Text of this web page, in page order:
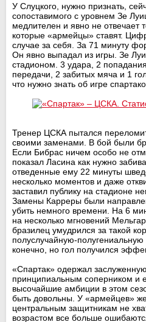
У Слуцкого, нужно признать,
сопоставимого с уровнем Зе
медлителен и явно не отвечает
которые «армейцы» ставят.
случае за себя. За 71 минуту
Он явно выпадал из игры. Зе
стадионом. 3 удара, 2
передачи, 2 забитых мяча и 1
что нужно знать об игре
Тренер ЦСКА пытался
своими заменами. В бой были
Если Бибрас ничем особо не
показал Ласина как нужно
отведенные ему 22 минуты
несколько моментов и даже
заставил публику на стадионе
Замены Карреры были
убить немного времени. На 6
на несколько мгновений
бразилец умудрился за такой
полуслучайную-
конечно, но гол получился
«Спартак» одержал
принципиальным соперником и
высочайшие амбиции в этом
быть довольны. У «армейцев»
центральным защитникам не
возрастом все больше